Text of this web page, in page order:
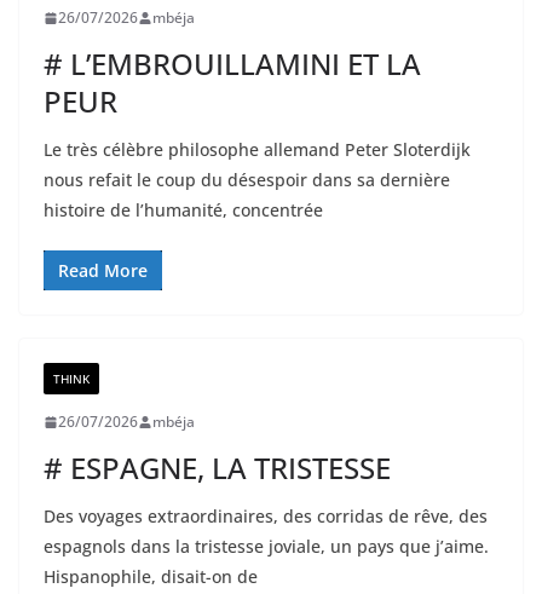
26/07/2026 mbéja
# L’EMBROUILLAMINI ET LA
PEUR
Le très célèbre philosophe allemand Peter Sloterdijk
nous refait le coup du désespoir dans sa dernière
histoire de l’humanité, concentrée
Read More
THINK
26/07/2026 mbéja
# ESPAGNE, LA TRISTESSE
Des voyages extraordinaires, des corridas de rêve, des
espagnols dans la tristesse joviale, un pays que j’aime.
Hispanophile, disait-on de